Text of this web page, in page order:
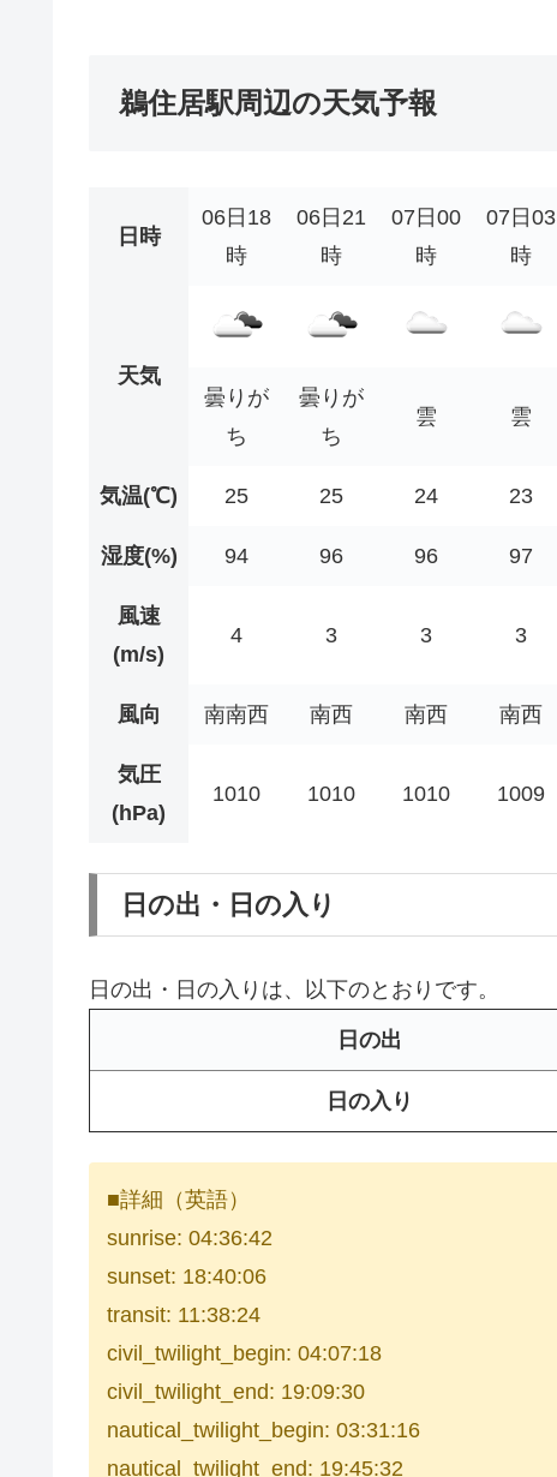
鵜住居駅周辺の天気予報
日時
06日18
時
06日21
時
07日00
時
07日03
時
天気
曇りが
ち
曇りが
ち
雲 雲
気温(℃) 25 25 24 23
湿度(%) 94 96 96 97
風速
(m/s)
4 3 3 3
風向 南南西 南西 南西 南西
気圧
(hPa)
1010 1010 1010 1009
日の出・日の入り
日の出・日の入りは、以下のとおりです。
日の出
日の入り
■詳細（英語）
sunrise: 04:36:42
sunset: 18:40:06
transit: 11:38:24
civil_twilight_begin: 04:07:18
civil_twilight_end: 19:09:30
nautical_twilight_begin: 03:31:16
nautical_twilight_end: 19:45:32